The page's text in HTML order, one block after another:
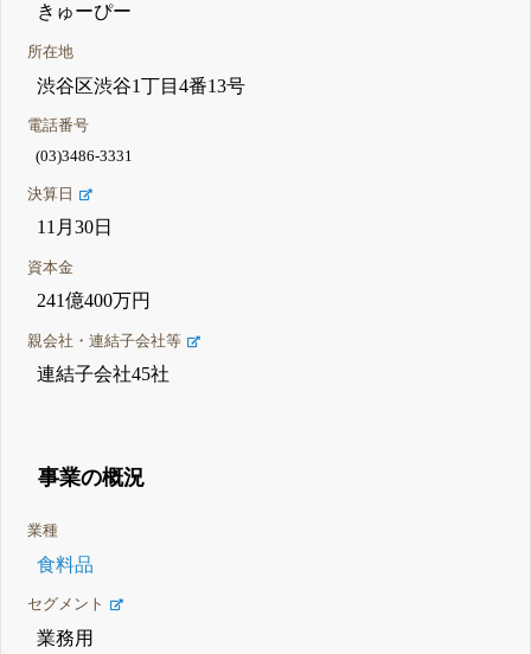
きゅーぴー
所在地
渋谷区渋谷1丁目4番13号
電話番号
(03)3486-3331
決算日
11月30日
資本金
241億400万円
親会社・連結子会社等
連結子会社45社
事業の概況
業種
食料品
セグメント
業務用